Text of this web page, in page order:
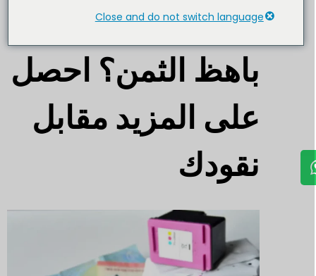
لماذا حبر الطابعة
باهظ الثمن؟ احصل
على المزيد مقابل
نقودك
Close and do not switch language